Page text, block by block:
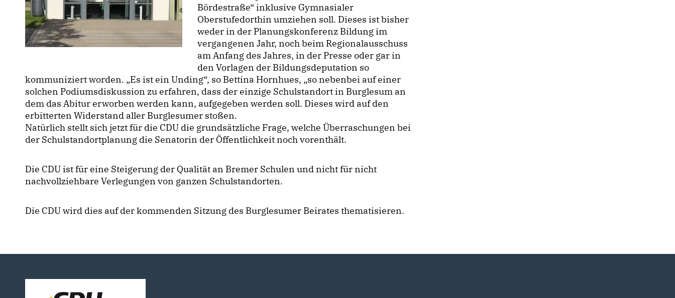
Bördestraße“ inklusive Gymnasialer
Oberstufedorthin umziehen soll. Dieses ist bisher
weder in der Planungskonferenz Bildung im
vergangenen Jahr, noch beim Regionalausschuss
am Anfang des Jahres, in der Presse oder gar in
den Vorlagen der Bildungsdeputation so
kommuniziert worden. „Es ist ein Unding“, so Bettina Hornhues, „so nebenbei auf einer
solchen Podiumsdiskussion zu erfahren, dass der einzige Schulstandort in Burglesum an
dem das Abitur erworben werden kann, aufgegeben werden soll. Dieses wird auf den
erbitterten Widerstand aller Burglesumer stoßen.
Natürlich stellt sich jetzt für die CDU die grundsätzliche Frage, welche Überraschungen bei
der Schulstandortplanung die Senatorin der Öffentlichkeit noch vorenthält.
Die CDU ist für eine Steigerung der Qualität an Bremer Schulen und nicht für nicht
nachvollziehbare Verlegungen von ganzen Schulstandorten.
Die CDU wird dies auf der kommenden Sitzung des Burglesumer Beirates thematisieren.